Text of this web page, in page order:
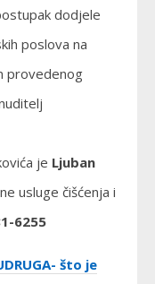
dodjele
poslova na
provedenog
je Ljuban
usluge čišćenja i
6255
što je